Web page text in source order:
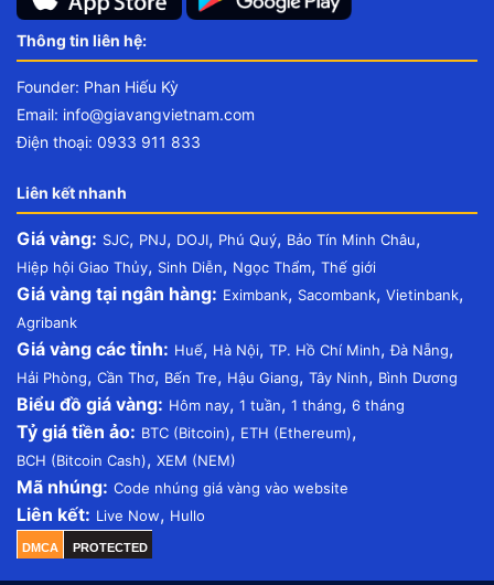
Thông tin liên hệ:
Founder: Phan Hiếu Kỳ
Email: info@giavangvietnam.com
Điện thoại: 0933 911 833
Liên kết nhanh
Giá vàng: SJC, PNJ, DOJI, Phú Quý, Bảo Tín Minh Châu,
Hiệp hội Giao Thủy, Sinh Diễn, Ngọc Thẩm, Thế giới
Giá vàng tại ngân hàng: Eximbank, Sacombank, Vietinbank,
Agribank
Giá vàng các tỉnh: Huế, Hà Nội, TP. Hồ Chí Minh,Đà Nẵng,
Hải Phòng, Cần Thơ, Bến Tre, Hậu Giang, Tây Ninh, Bình Dương
Biểu đồ giá vàng: Hôm nay, 1 tuần, 1 tháng, 6 tháng
Tỷ giá tiền ảo: BTC (Bitcoin), ETH (Ethereum),
BCH (Bitcoin Cash), XEM (NEM)
Mã nhúng: Code nhúng giá vàng vào website
Liên kết: Live Now, Hullo
DMCA PROTECTED